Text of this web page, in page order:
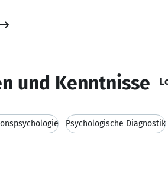
und Kenntnisse
Psychologische Diagnostik